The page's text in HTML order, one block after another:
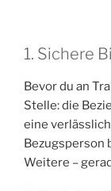
1. Sichere
Bevor du an
Stelle: die
eine
Bezugsperson
Weitere –